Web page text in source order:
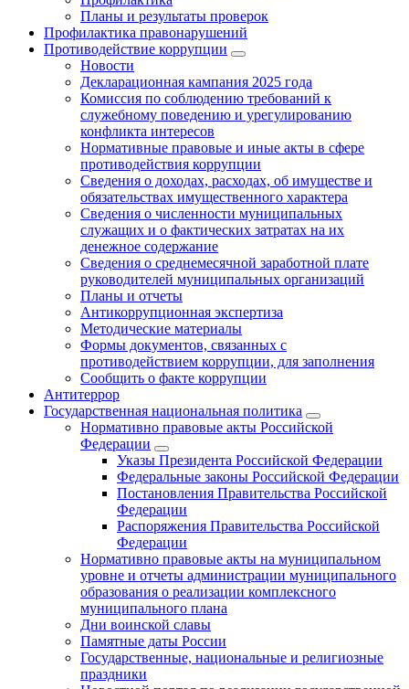
Планы и результаты проверок
Профилактика правонарушений
Противодействие коррупции
Новости
Декларационная кампания 2025 года
Комиссия по соблюдению требований к
служебному поведению и урегулированию
конфликта интересов
Нормативные правовые и иные акты в сфере
противодействия коррупции
Сведения о доходах, расходах, об имуществе и
обязательствах имущественного характера
Сведения о численности муниципальных
служащих и о фактических затратах на их
денежное содержание
Сведения о среднемесячной заработной плате
руководителей муниципальных организаций
Планы и отчеты
Антикоррупционная экспертиза
Методические материалы
Формы документов, связанных с
противодействием коррупции, для заполнения
Сообщить о факте коррупции
Антитеррор
Государственная национальная политика
Нормативно правовые акты Российской
Федерации
Указы Президента Российской Федерации
Федеральные законы Российской Федерации
Постановления Правительства Российской
Федерации
Распоряжения Правительства Российской
Федерации
Нормативно правовые акты на муниципальном
уровне и отчеты администрации муниципального
образования о реализации комплексного
муниципального плана
Дни воинской славы
Памятные даты России
Государственные, национальные и религиозные
праздники